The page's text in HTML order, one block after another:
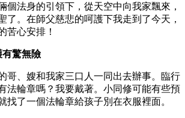
個法身的引領下，從天空中向我家飄來，
了。在師父慈悲的呵護下我走到了今天，
苦心安排！
驚無險
哥、嫂和我家三口人一同出去辦事。臨行
法輪章嗎？我要戴著。小同修可能有些預
找了一個法輪章給孩子別在衣服裡面。